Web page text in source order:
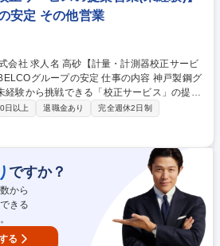
庫高砂/機械製造
スト積算/技術知識活用
安定 その他営業
器校正サービ
の安定 仕事の内容 神戸製鋼グ
経験から挑戦できる「校正サービス」の提案
は簡単な書類作成や、計測器の受取・梱包と
仕事です。 事前知識は不要！！
ービスを提案する営業です。まずは見積書作
の受取・梱包といった手軽な軽作業からスタ
覚えながら、先輩とのOJTによる研修で提案
ーク、アクティブな出張、コツコツ軽作業を
に楽しく成長できる環境です。 募集職種
ビスの提案営業(未経験)】KOBELCOグルー
日以上 退職金あり
完全週休2日制
ですか？
から
きる
る